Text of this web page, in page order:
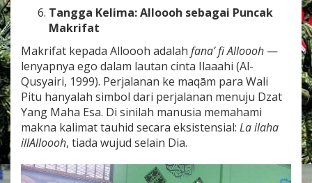
Tangga Kelima: Alloooh sebagai Puncak
Makrifat
Makrifat kepada Alloooh adalah fana’ fi Alloooh —
lenyapnya ego dalam lautan cinta Ilaaahi (Al-
Qusyairi, 1999). Perjalanan ke maqām para Wali
Pitu hanyalah simbol dari perjalanan menuju Dzat
Yang Maha Esa. Di sinilah manusia memahami
makna kalimat tauhid secara eksistensial: La ilaha
illAlloooh, tiada wujud selain Dia.